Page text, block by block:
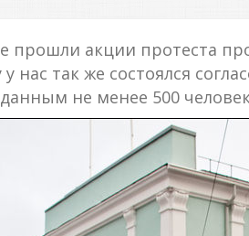
прошли акции протеста
нас так же состоялся
не менее 500